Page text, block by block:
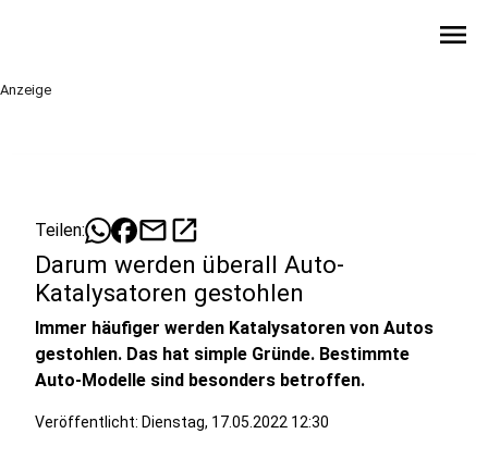
menu
Anzeige
Teilen: mailopen_in_new
Darum werden überall Auto-
Katalysatoren gestohlen
Immer häufiger werden Katalysatoren von Autos
gestohlen. Das hat simple Gründe. Bestimmte
Auto-Modelle sind besonders betroffen.
Veröffentlicht: Dienstag, 17.05.2022 12:30